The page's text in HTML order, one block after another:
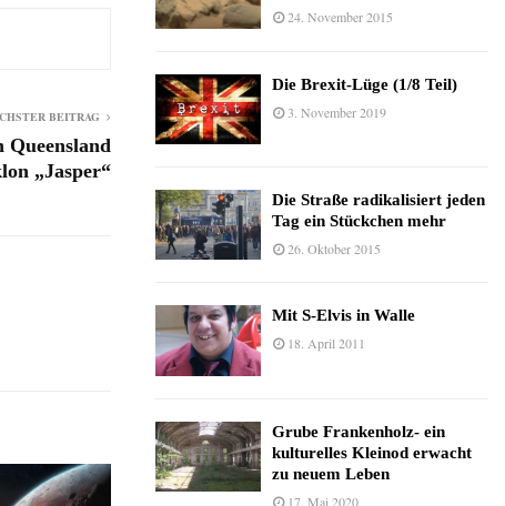
BEITRAG
„Jasper“
24. November 2015
Die Brexit-Lüge (1/8 Teil)
3. November 2019
Die Straße radikalisiert jeden
Tag ein Stückchen mehr
26. Oktober 2015
Mit S-Elvis in Walle
18. April 2011
Grube Frankenholz- ein
kulturelles Kleinod erwacht
zu neuem Leben
17. Mai 2020